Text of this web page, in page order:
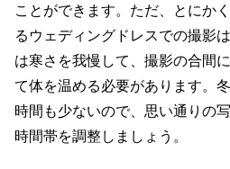
ことができます。ただ、とにか
るウェディングドレスでの撮影
は寒さを我慢して、撮影の合間
て体を温める必要があります。
時間も少ないので、思い通りの
時間帯を調整しましょう。